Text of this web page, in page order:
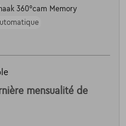
360°cam Memory
mensualité de